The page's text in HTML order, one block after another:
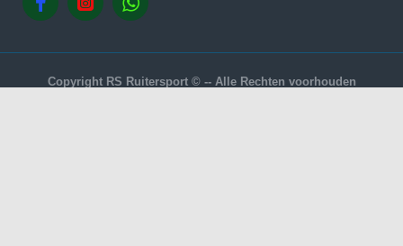
Copyright RS Ruitersport © -- Alle Rechten voorhouden